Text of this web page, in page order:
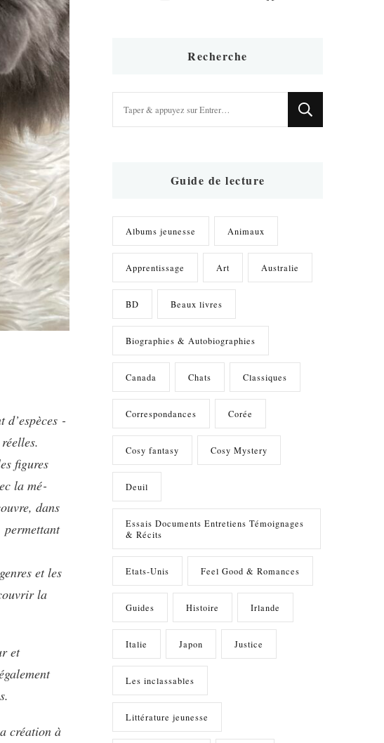
d’espèces
figures
la mé­­
dans
permettant
et les
la
et
création à
Recherche
Guide de lecture
Albums jeunesse Animaux
Apprentissage Art Australie
BD Beaux livres
Biographies & Autobiographies
Canada Chats Classiques
Correspondances Corée
Cosy fantasy Cosy Mystery
Deuil
Essais Documents Entretiens Témoignages
& Récits
Etats-Unis Feel Good & Romances
Guides Histoire Irlande
Italie Japon Justice
Les inclassables
Littérature jeunesse